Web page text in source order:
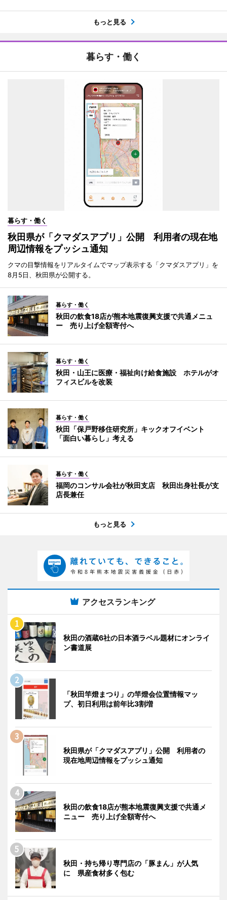
もっと見る
暮らす・働く
暮らす・働く
秋田県が「クマダスアプリ」公開 利用者の現在地
周辺情報をプッシュ通知
クマの目撃情報をリアルタイムでマップ表示する「クマダスアプリ」を
8月5日、秋田県が公開する。
暮らす・働く
秋田の飲食18店が熊本地震復興支援で共通メニュ
ー 売り上げ全額寄付へ
暮らす・働く
秋田・山王に医療・福祉向け給食施設 ホテルがオ
フィスビルを改装
暮らす・働く
秋田「保戸野移住研究所」キックオフイベント
「面白い暮らし」考える
暮らす・働く
福岡のコンサル会社が秋田支店 秋田出身社長が支
店長兼任
もっと見る
アクセスランキング
秋田の酒蔵6社の日本酒ラベル題材にオンライ
ン書道展
「秋田竿燈まつり」の竿燈会位置情報マッ
プ、初日利用は前年比3割増
秋田県が「クマダスアプリ」公開 利用者の
現在地周辺情報をプッシュ通知
秋田の飲食18店が熊本地震復興支援で共通メ
ニュー 売り上げ全額寄付へ
秋田・持ち帰り専門店の「豚まん」が人気
に 県産食材多く包む